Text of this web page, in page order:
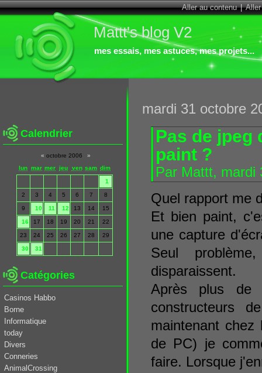
Aller au contenu|
Mattt's blog V2
mes essais, mes astuces, mes projets...
mardi 31 octobre
Pas de jpeg
paint ?
Par Mattt,
Quel rapport me
Et bien paint,
une capture
Seul
disparaissent.
Après plus
constructeurs
maintenant
de PC) je
faire. Lorsque
Calendrier
« octobre 2006
»
lun mar mer jeu ven sam dim
1
2 3 4 5 6 7 8
9 10 11 12 13 14 15
16 17 18 19 20 21 22
23 24 25 26 27 28 29
30 31
Catégories
Casinos Habbo
Borne
Informatique
today
Divers
Conneries
AnimalCrossing